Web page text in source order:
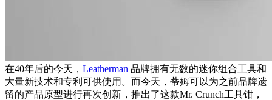
在40年后的今天， Leatherman 品牌拥有无数的迷你组合工具和
大量新技术和专利可供使用。而今天，蒂姆可以为之前品牌遗
留的产品原型进行再次创新，推出了这款Mr. Crunch工具钳，